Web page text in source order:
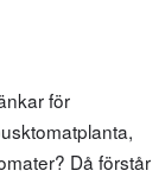
för
Då förstår